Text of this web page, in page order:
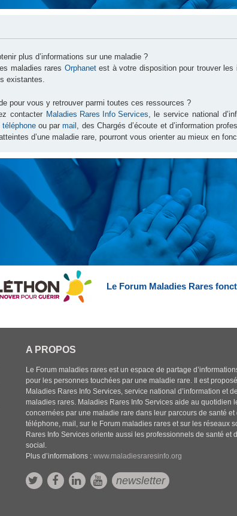
plus d’informations sur une maladie ?
maladies rares Orphanetest à votre disposition pour trouver les
existantes.
pour vous y retrouver parmi toutes ces ressources ?
contacter Maladies Rares Info Services, le service national
téléphoneou parmail , des Chargés d’écoute et d’information
d’une maladie rare, pourront vous orienter au mieux en
Le Forum Maladies Rares
A PROPOS
Le Forum maladies rares est un espace de partage
pour les personnes touchées par une maladie rare. Il est
Maladies Rares Info Services, service national d’information et
maladies rares. Maladies Rares Info Services aide au quotidien
concernées par une maladie rare dans leur parcours de santé et
téléphone, mail, sur le Forum maladies rares et sur les réseaux
Rares Info Services oriente aussi les professionnels de santé et
social.
Plus d’informations :www.maladiesraresinfo.org
newsletter